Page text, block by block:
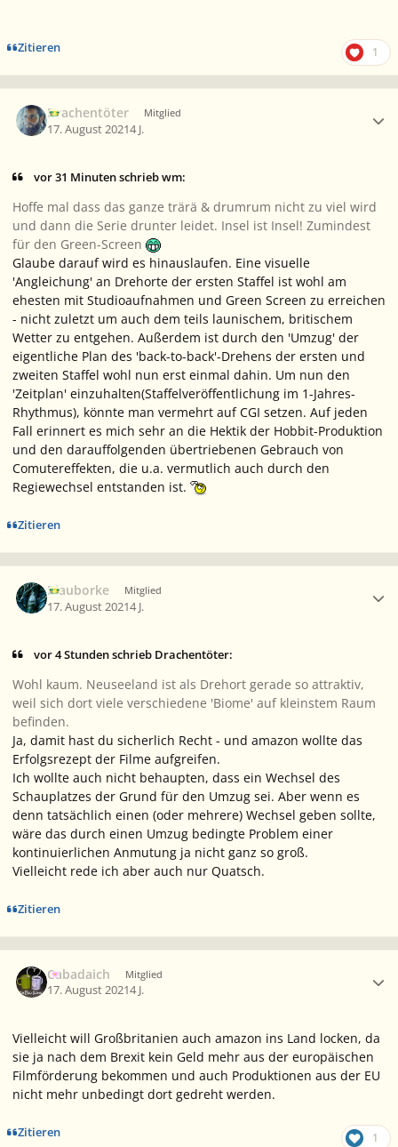
Zitieren 1
Drachentöter Mitglied
17. August 20214 J.
vor 31 Minuten schrieb wm:
Hoffe mal dass das ganze trärä & drumrum nicht zu viel wird
und dann die Serie drunter leidet. Insel ist Insel! Zumindest
für den Green-Screen
Glaube darauf wird es hinauslaufen. Eine visuelle
'Angleichung' an Drehorte der ersten Staffel ist wohl am
ehesten mit Studioaufnahmen und Green Screen zu erreichen
- nicht zuletzt um auch dem teils launischem, britischem
Wetter zu entgehen. Außerdem ist durch den 'Umzug' der
eigentliche Plan des 'back-to-back'-Drehens der ersten und
zweiten Staffel wohl nun erst einmal dahin. Um nun den
'Zeitplan' einzuhalten(Staffelveröffentlichung im 1-Jahres-
Rhythmus), könnte man vermehrt auf CGI setzen. Auf jeden
Fall erinnert es mich sehr an die Hektik der Hobbit-Produktion
und den darauffolgenden übertriebenen Gebrauch von
Comutereffekten, die u.a. vermutlich auch durch den
Regiewechsel entstanden ist.
Zitieren
Blauborke Mitglied
17. August 20214 J.
vor 4 Stunden schrieb Drachentöter:
Wohl kaum. Neuseeland ist als Drehort gerade so attraktiv,
weil sich dort viele verschiedene 'Biome' auf kleinstem Raum
befinden.
Ja, damit hast du sicherlich Recht - und amazon wollte das
Erfolgsrezept der Filme aufgreifen.
Ich wollte auch nicht behaupten, dass ein Wechsel des
Schauplatzes der Grund für den Umzug sei. Aber wenn es
denn tatsächlich einen (oder mehrere) Wechsel geben sollte,
wäre das durch einen Umzug bedingte Problem einer
kontinuierlichen Anmutung ja nicht ganz so groß.
Vielleicht rede ich aber auch nur Quatsch.
Zitieren
Cabadaich Mitglied
17. August 20214 J.
Vielleicht will Großbritanien auch amazon ins Land locken, da
sie ja nach dem Brexit kein Geld mehr aus der europäischen
Filmförderung bekommen und auch Produktionen aus der EU
nicht mehr unbedingt dort gedreht werden.
Zitieren 1